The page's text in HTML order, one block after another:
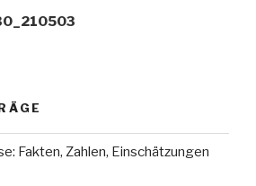
Fakten, Zahlen, Einschätzungen